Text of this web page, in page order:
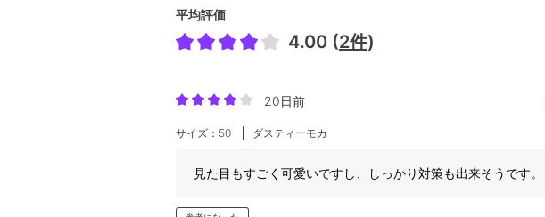
平均評価
4.00 (2件)
20日前
サイズ：50 ダスティーモカ
見た目もすごく可愛いですし、しっかり対策も出来そうです。